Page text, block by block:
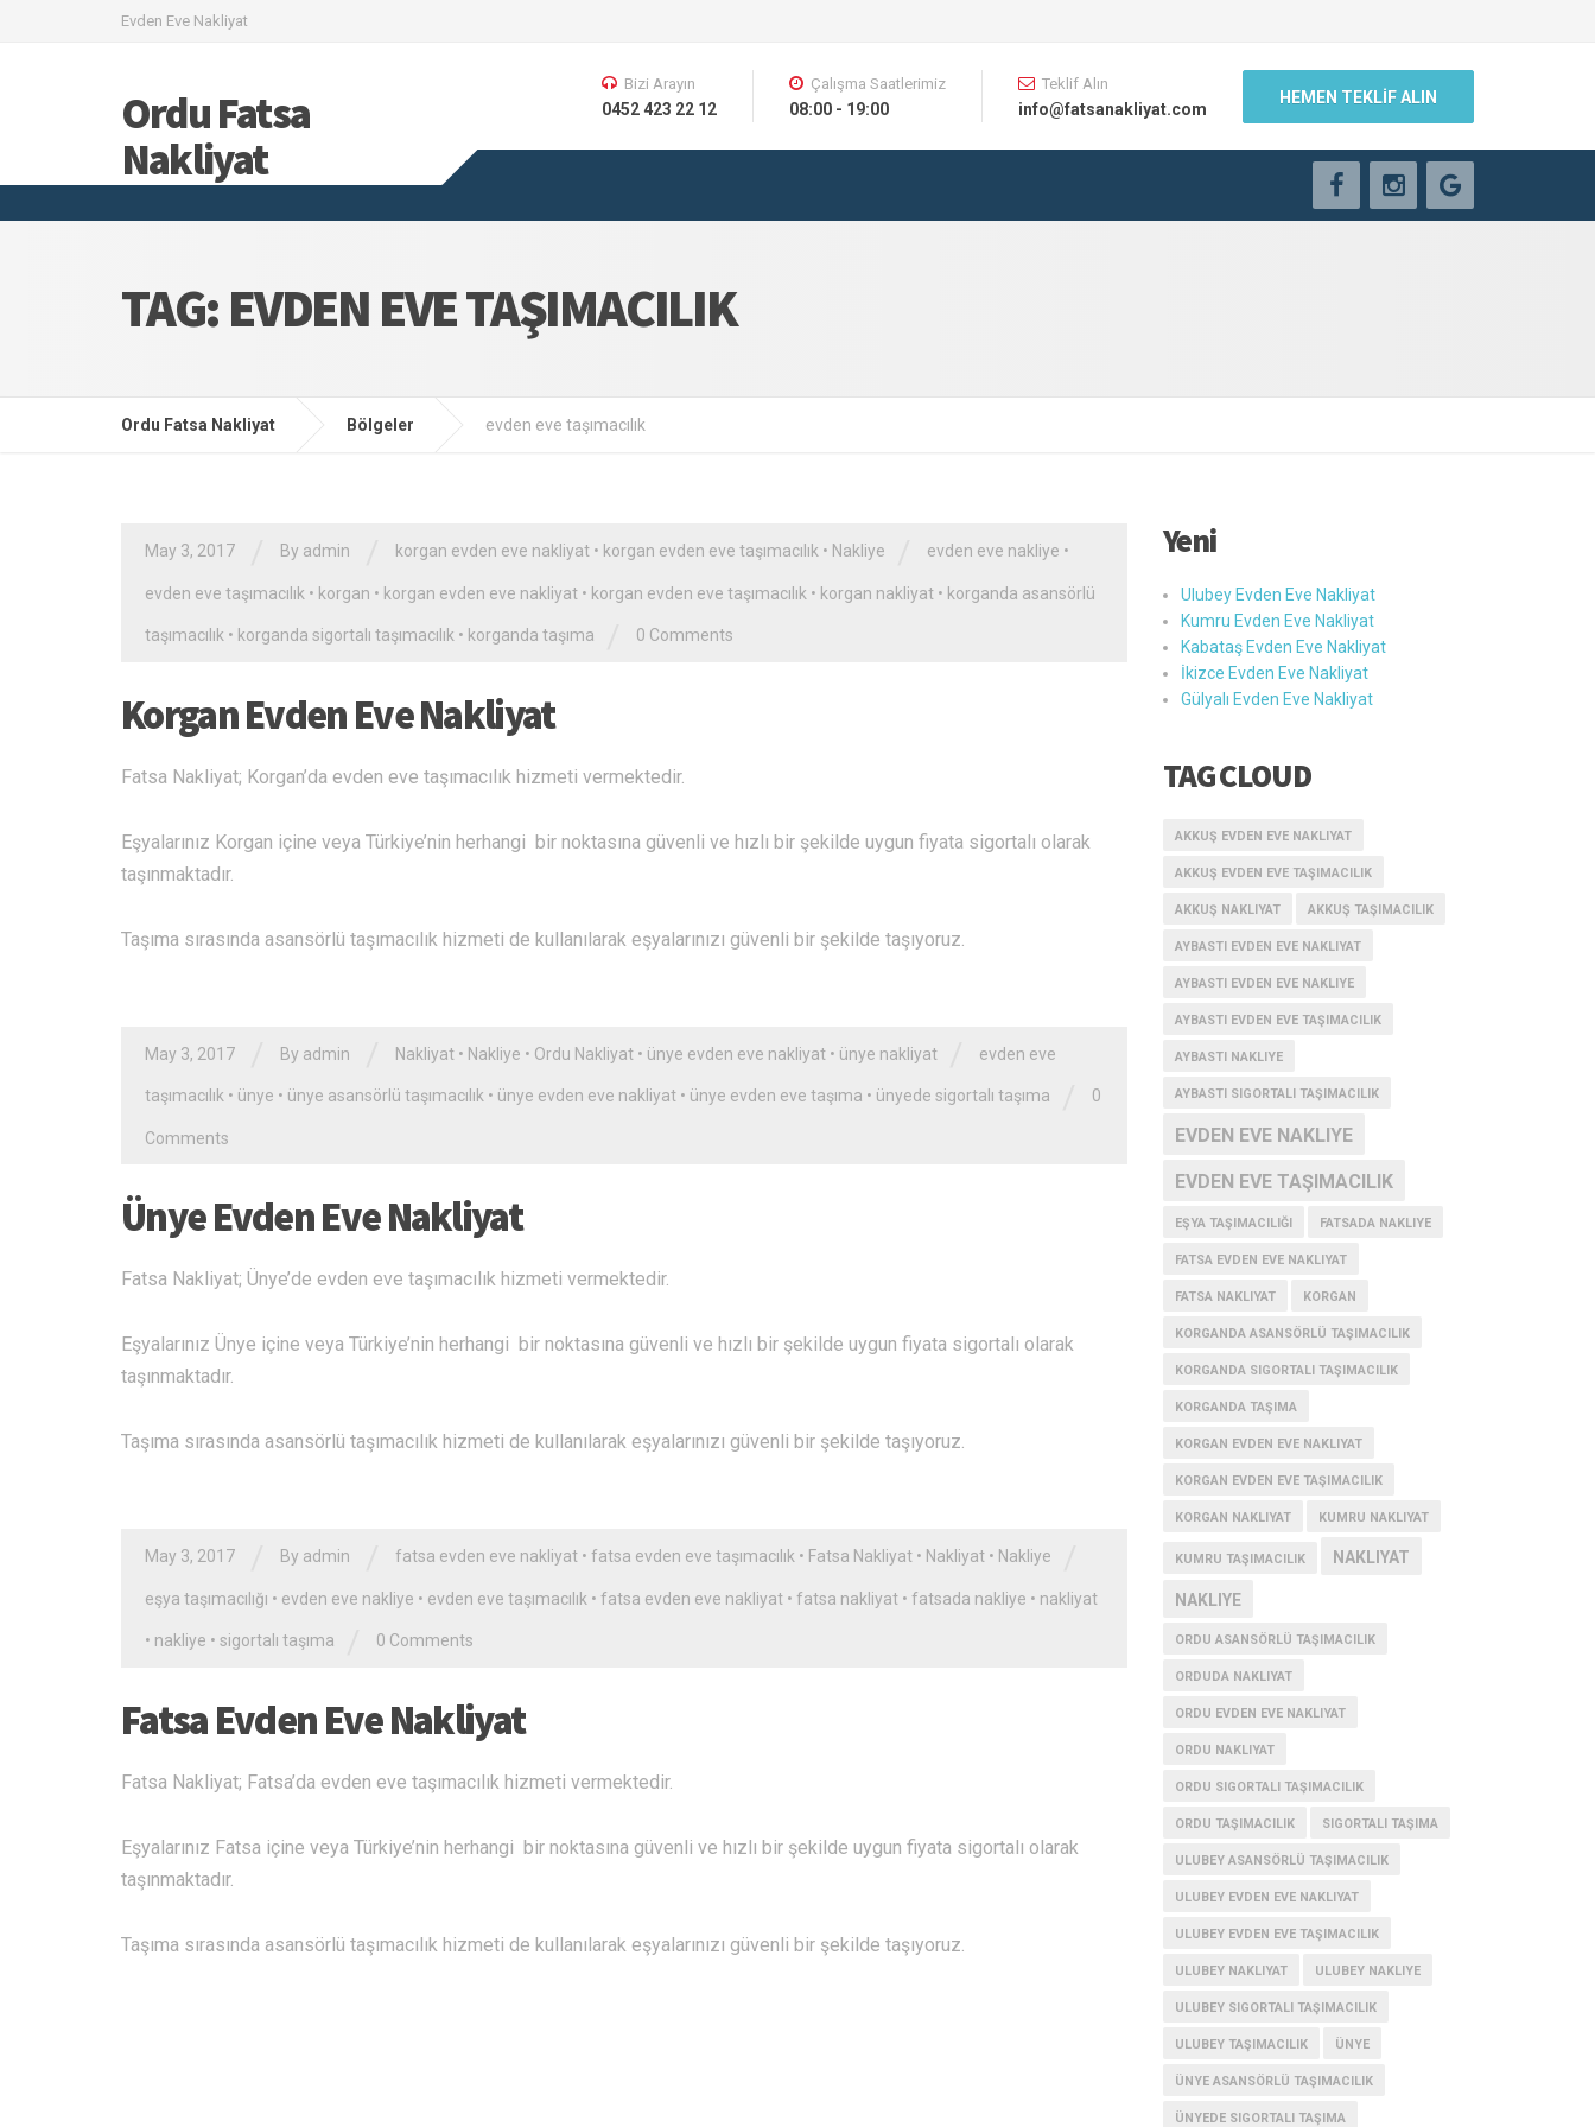
Evden Eve Nakliyat
Ordu Fatsa
Nakliyat
Bizi Arayın
0452 423 22 12
Çalışma Saatlerimiz
08:00 - 19:00
Teklif Alın
info@fatsanakliyat.com
HEMEN TEKLİF ALIN
TAG: EVDEN EVE TAŞIMACILIK
Ordu Fatsa Nakliyat Bölgeler evden eve taşımacılık
May 3, 2017 By admin korgan evden eve nakliyat • korgan evden eve taşımacılık • Nakliye evden eve nakliye •
evden eve taşımacılık • korgan • korgan evden eve nakliyat • korgan evden eve taşımacılık • korgan nakliyat • korganda asansörlü
taşımacılık • korganda sigortalı taşımacılık • korganda taşıma 0 Comments
Korgan Evden Eve Nakliyat
Fatsa Nakliyat; Korgan’da evden eve taşımacılık hizmeti vermektedir.
Eşyalarınız Korgan içine veya Türkiye’nin herhangi bir noktasına güvenli ve hızlı bir şekilde uygun fiyata sigortalı olarak
taşınmaktadır.
Taşıma sırasında asansörlü taşımacılık hizmeti de kullanılarak eşyalarınızı güvenli bir şekilde taşıyoruz.
May 3, 2017 By admin Nakliyat • Nakliye • Ordu Nakliyat • ünye evden eve nakliyat • ünye nakliyat evden eve
taşımacılık • ünye • ünye asansörlü taşımacılık • ünye evden eve nakliyat • ünye evden eve taşıma • ünyede sigortalı taşıma 0
Comments
Ünye Evden Eve Nakliyat
Fatsa Nakliyat; Ünye’de evden eve taşımacılık hizmeti vermektedir.
Eşyalarınız Ünye içine veya Türkiye’nin herhangi bir noktasına güvenli ve hızlı bir şekilde uygun fiyata sigortalı olarak
taşınmaktadır.
Taşıma sırasında asansörlü taşımacılık hizmeti de kullanılarak eşyalarınızı güvenli bir şekilde taşıyoruz.
May 3, 2017 By admin fatsa evden eve nakliyat • fatsa evden eve taşımacılık • Fatsa Nakliyat • Nakliyat • Nakliye
eşya taşımacılığı • evden eve nakliye • evden eve taşımacılık • fatsa evden eve nakliyat • fatsa nakliyat • fatsada nakliye • nakliyat
• nakliye • sigortalı taşıma 0 Comments
Fatsa Evden Eve Nakliyat
Fatsa Nakliyat; Fatsa’da evden eve taşımacılık hizmeti vermektedir.
Eşyalarınız Fatsa içine veya Türkiye’nin herhangi bir noktasına güvenli ve hızlı bir şekilde uygun fiyata sigortalı olarak
taşınmaktadır.
Taşıma sırasında asansörlü taşımacılık hizmeti de kullanılarak eşyalarınızı güvenli bir şekilde taşıyoruz.
Yeni
Ulubey Evden Eve Nakliyat
Kumru Evden Eve Nakliyat
Kabataş Evden Eve Nakliyat
İkizce Evden Eve Nakliyat
Gülyalı Evden Eve Nakliyat
TAG CLOUD
AKKUŞ EVDEN EVE NAKLIYAT
AKKUŞ EVDEN EVE TAŞIMACILIK
AKKUŞ NAKLIYAT AKKUŞ TAŞIMACILIK
AYBASTI EVDEN EVE NAKLIYAT
AYBASTI EVDEN EVE NAKLIYE
AYBASTI EVDEN EVE TAŞIMACILIK
AYBASTI NAKLIYE
AYBASTI SIGORTALI TAŞIMACILIK
EVDEN EVE NAKLIYE
EVDEN EVE TAŞIMACILIK
EŞYA TAŞIMACILIĞI FATSADA NAKLIYE
FATSA EVDEN EVE NAKLIYAT
FATSA NAKLIYAT KORGAN
KORGANDA ASANSÖRLÜ TAŞIMACILIK
KORGANDA SIGORTALI TAŞIMACILIK
KORGANDA TAŞIMA
KORGAN EVDEN EVE NAKLIYAT
KORGAN EVDEN EVE TAŞIMACILIK
KORGAN NAKLIYAT KUMRU NAKLIYAT
KUMRU TAŞIMACILIK NAKLIYAT
NAKLIYE
ORDU ASANSÖRLÜ TAŞIMACILIK
ORDUDA NAKLIYAT
ORDU EVDEN EVE NAKLIYAT
ORDU NAKLIYAT
ORDU SIGORTALI TAŞIMACILIK
ORDU TAŞIMACILIK SIGORTALI TAŞIMA
ULUBEY ASANSÖRLÜ TAŞIMACILIK
ULUBEY EVDEN EVE NAKLIYAT
ULUBEY EVDEN EVE TAŞIMACILIK
ULUBEY NAKLIYAT ULUBEY NAKLIYE
ULUBEY SIGORTALI TAŞIMACILIK
ULUBEY TAŞIMACILIK ÜNYE
ÜNYE ASANSÖRLÜ TAŞIMACILIK
ÜNYEDE SIGORTALI TAŞIMA